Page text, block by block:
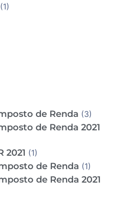
(1)
de Renda (3)
de Renda 2021
2021 (1)
de Renda (1)
de Renda 2021